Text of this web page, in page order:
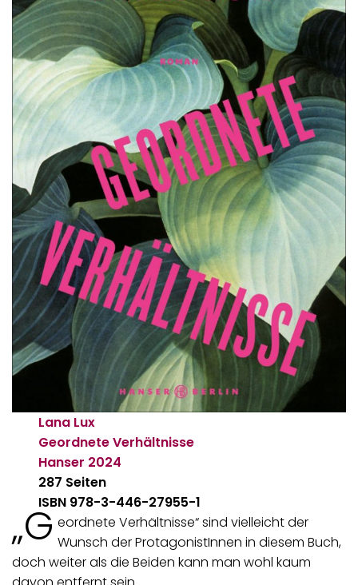
Lana Lux
Geordnete Verhältnisse
Hanser 2024
287 Seiten
ISBN 978-3-446-27955-1
„G eordnete Verhältnisse“ sind vielleicht der
Wunsch der ProtagonistInnen in diesem Buch,
doch weiter als die Beiden kann man wohl kaum